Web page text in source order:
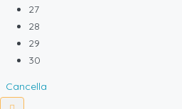
27
28
29
30
Cancella